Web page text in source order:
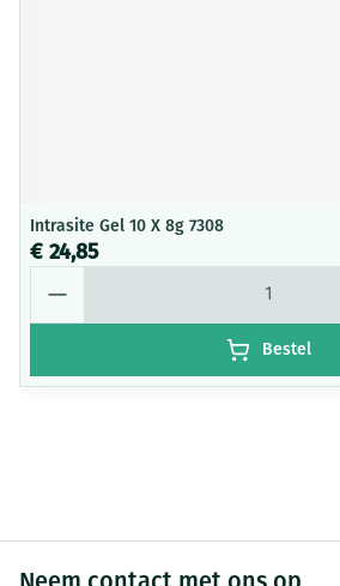
Intrasite Gel 10 X 8g 7308
€ 24,85
Bestel